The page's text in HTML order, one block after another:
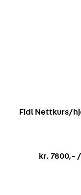
Fidl Nettkurs/
kr. 7800,-